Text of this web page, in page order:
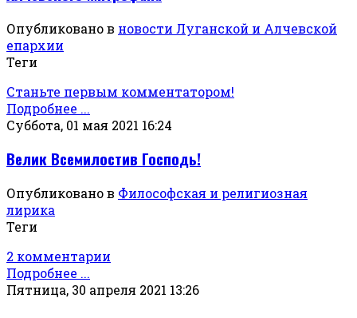
Опубликовано в новости Луганской и Алчевской
епархии
Теги
Станьте первым комментатором!
Подробнее ...
Суббота, 01 мая 2021 16:24
Велик Всемилостив Господь!
Опубликовано в Философская и религиозная
лирика
Теги
2 комментарии
Подробнее ...
Пятница, 30 апреля 2021 13:26